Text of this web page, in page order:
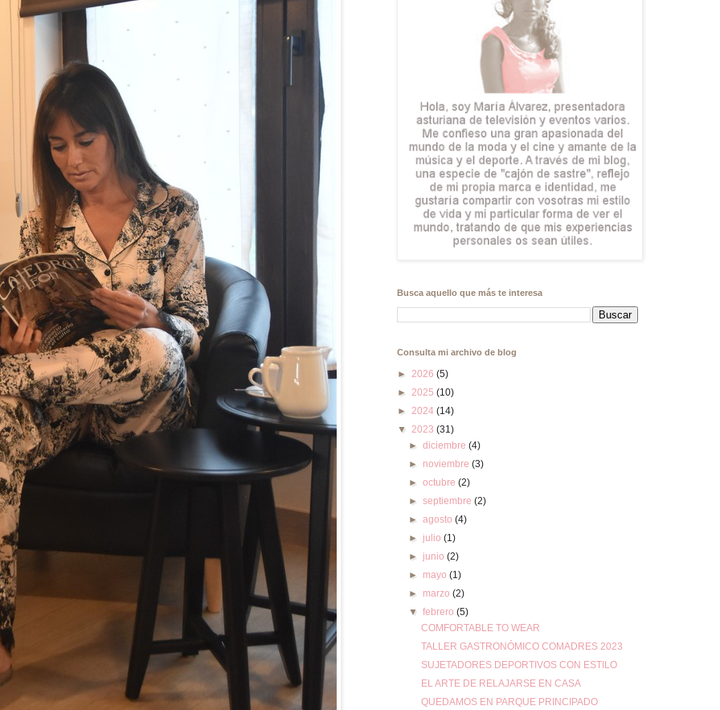
Busca aquello que más te interesa
Consulta mi archivo de blog
► 2026 (5)
► 2025 (10)
► 2024 (14)
▼ 2023 (31)
►diciembre(4)
► noviembre(3)
►octubre(2)
►septiembre(2)
►agosto(4)
► julio(1)
► junio(2)
► mayo(1)
► marzo(2)
▼febrero(5)
COMFORTABLE TO WEAR
TALLER GASTRONÓMICO COMADRES 2023
SUJETADORES DEPORTIVOS CON ESTILO
EL ARTE DE RELAJARSE EN CASA
QUEDAMOS EN PARQUE PRINCIPADO